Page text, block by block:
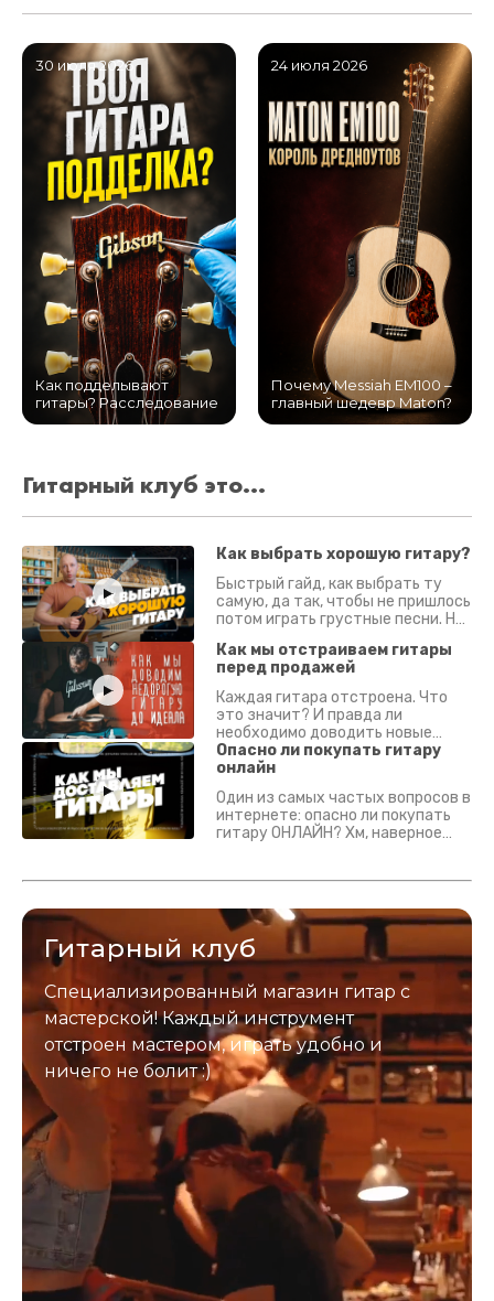
30 июля 2026
Как подделывают
гитары? Расследование
24 июля 2026
Почему Messiah EM100 –
главный шедевр Maton?
Гитарный клуб это...
Как выбрать хорошую гитару?
Быстрый гайд, как выбрать ту
самую, да так, чтобы не пришлось
потом играть грустные песни. На
Как мы отстраиваем гитары
перед продажей
Каждая гитара отстроена. Что
это значит? И правда ли
необходимо доводить новые
гитары? Если кратко - да.
Подробно - в видео :)
Опасно ли покупать гитару
онлайн
Один из самых частых вопросов в
интернете: опасно ли покупать
гитару ОНЛАЙН? Хм, наверное
застрахован. Случись что -
Гитарный клуб
Специализированный магазин гитар с
мастерской! Каждый инструмент
отстроен мастером, играть удобно и
ничего не болит :)